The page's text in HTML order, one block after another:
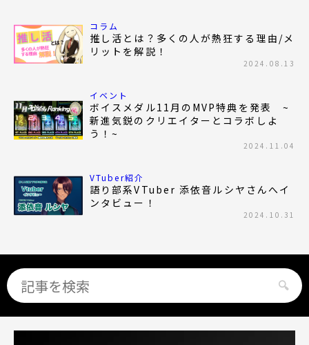
コラム
推し活とは？多くの人が熱狂する理由/メ
リットを解説！
2024.08.13
イベント
ボイスメダル11月のMVP特典を発表 ~
新進気鋭のクリエイターとコラボしよ
う！~
2024.11.04
VTuber紹介
語り部系VTuber 添依音ルシヤさんへイ
ンタビュー！
2024.10.31